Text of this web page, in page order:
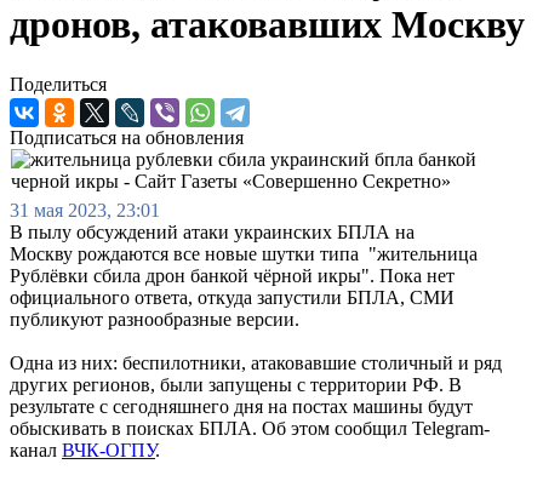
дронов, атаковавших Москву
Поделиться
Подписаться на обновления
31 мая 2023, 23:01
В пылу обсуждений атаки украинских БПЛА на
Москву рождаются все новые шутки типа "жительница
Рублёвки сбила дрон банкой чёрной икры". Пока нет
официального ответа, откуда запустили БПЛА, СМИ
публикуют разнообразные версии.
Одна из них: беспилотники, атаковавшие столичный и ряд
других регионов, были запущены с территории РФ. В
результате с сегодняшнего дня на постах машины будут
обыскивать в поисках БПЛА. Об этом сообщил Telegram-
канал ВЧК-ОГПУ.